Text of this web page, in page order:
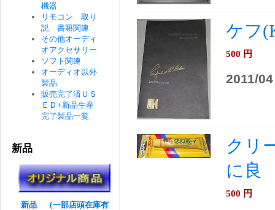
ケフ
500 円
2011/04
クリ
に良
500 円
機器
リモコン 取り
説 書籍関連
その他オーディ
オアクセサリー
ソフト関連
オーディオ以外
製品
販売完了済ＵＳ
ＥＤ+新品生産
完了製品一覧
新品
新品 （一部店頭在庫有